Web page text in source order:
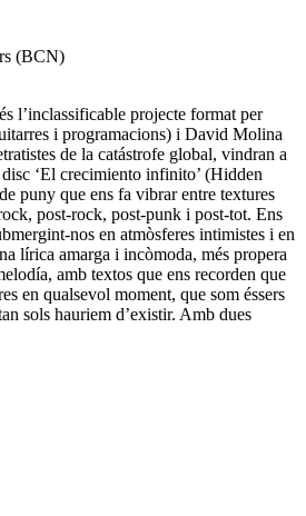
(BCN)
és l’inclassificable projecte format per
i programacions) i David Molina
de la catástrofe global, vindran a
‘El crecimiento infinito’ (Hidden
puny que ens fa vibrar entre textures
post-rock, post-punk i post-tot. Ens
nos en atmòsferes intimistes i en
lírica amarga i incòmoda, més propera
amb textos que ens recorden que
en qualsevol moment, que som éssers
sols hauriem d’existir. Amb dues